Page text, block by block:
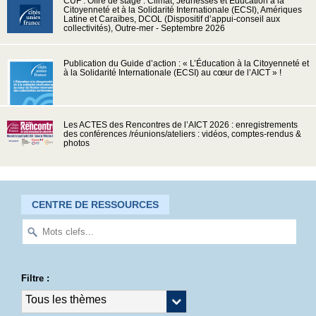
Citoyenneté et à la Solidarité Internationale (ECSI), Amériques
Latine et Caraïbes, DCOL (Dispositif d’appui-conseil aux
collectivités), Outre-mer - Septembre 2026
Publication du Guide d’action : « L’Éducation à la Citoyenneté et
à la Solidarité Internationale (ECSI) au cœur de l’AICT » !
Les ACTES des Rencontres de l’AICT 2026 : enregistrements
des conférences /réunions/ateliers : vidéos, comptes-rendus &
photos
CENTRE DE RESSOURCES
Filtre :